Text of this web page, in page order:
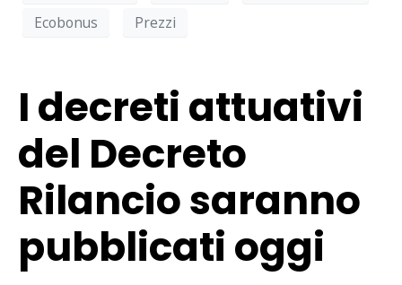
Ecobonus
Prezzi
I decreti attuativi
del Decreto
Rilancio saranno
pubblicati oggi